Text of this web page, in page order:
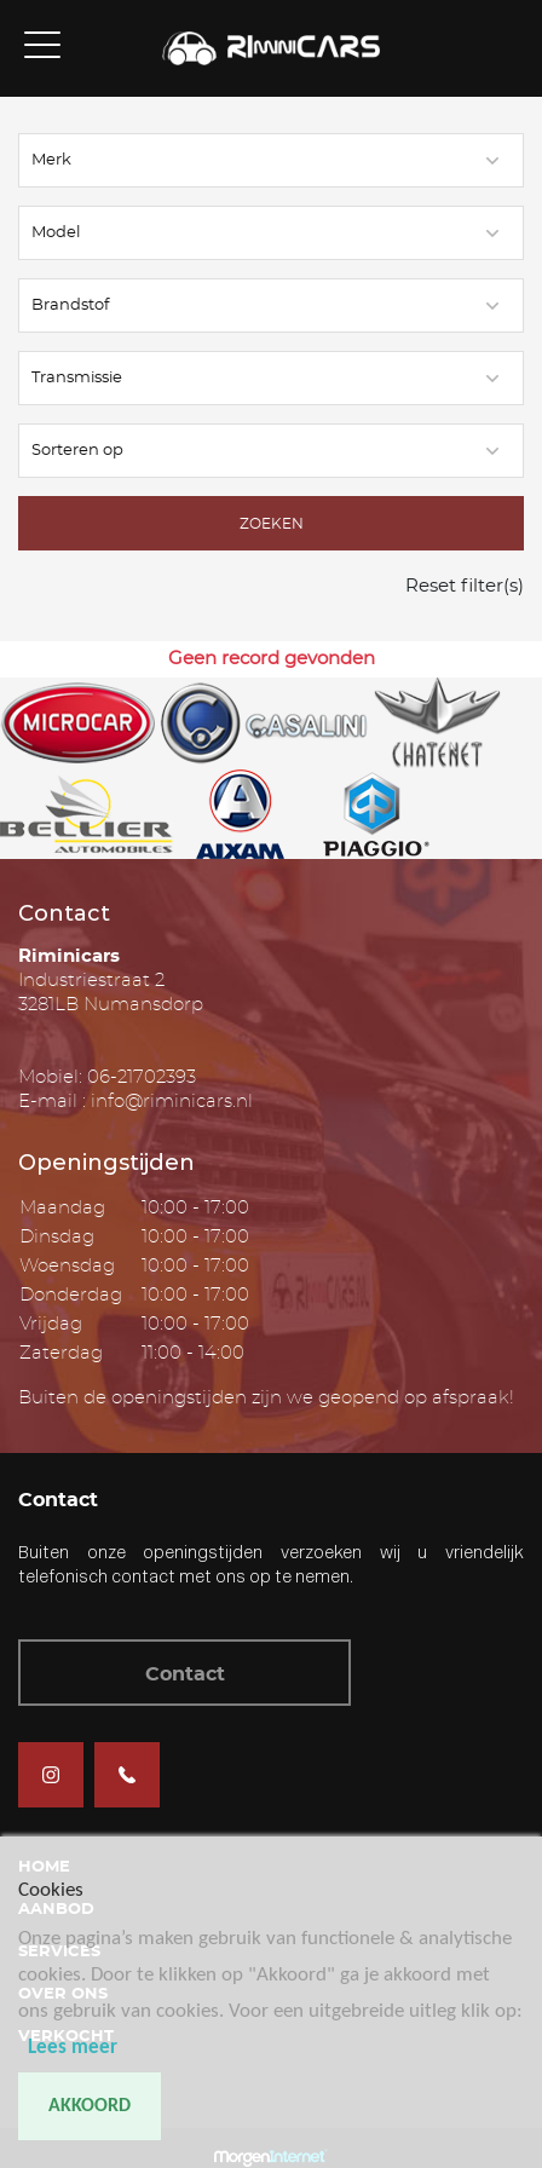
ZOEKEN
Reset filter(s)
Geen record gevonden
Contact
Riminicars
Industriestraat 2
3281LB Numansdorp
Mobiel: 06-21702393
E-mail : info@riminicars.nl
Openingstijden
Maandag
10:00 - 17:00
Dinsdag
10:00 - 17:00
Woensdag
10:00 - 17:00
Donderdag
10:00 - 17:00
Vrijdag
10:00 - 17:00
Zaterdag
11:00 - 14:00
Buiten de openingstijden zijn we geopend op afspraak!
Contact
Buiten onze openingstijden verzoeken wij u vriendelijk
telefonisch contact met ons op te nemen.
Contact
HOME
AANBOD
SERVICES
OVER ONS
VERKOCHT
Cookies
Onze pagina’s maken gebruik van functionele & analytische
cookies. Door te klikken op "Akkoord" ga je akkoord met
ons gebruik van cookies. Voor een uitgebreide uitleg klik op:
Lees meer
AKKOORD